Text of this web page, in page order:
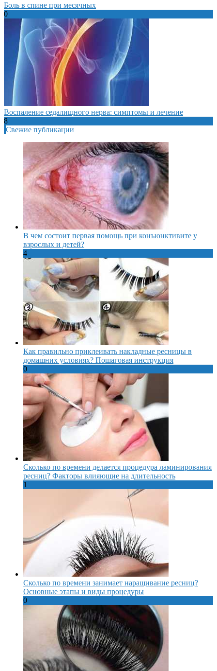
Боль в спине при месячных
0
Воспаление седалищного нерва: симптомы и лечение
8
Свежие публикации
В чем состоит первая помощь при конъюнктивите у
взрослых и детей?
4
Как правильно приклеивать накладные ресницы в
домашних условиях? Пошаговая инструкция
0
Сколько по времени делается процедура ламинирования
ресниц? Факторы влияющие на длительность
1
Сколько по времени занимает наращивание ресниц?
Основные этапы и виды процедуры
0